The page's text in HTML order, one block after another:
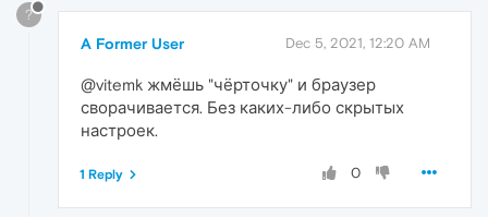
?
A Former User Dec 5, 2021, 12:20 AM
@vitemk жмёшь "чёрточку" и браузер
сворачивается. Без каких-либо скрытых
настроек.
0
1 Reply